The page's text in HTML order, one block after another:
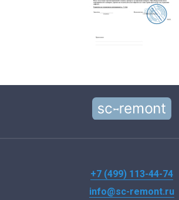
+7 (499) 113-44-74
info@sc-remont.ru